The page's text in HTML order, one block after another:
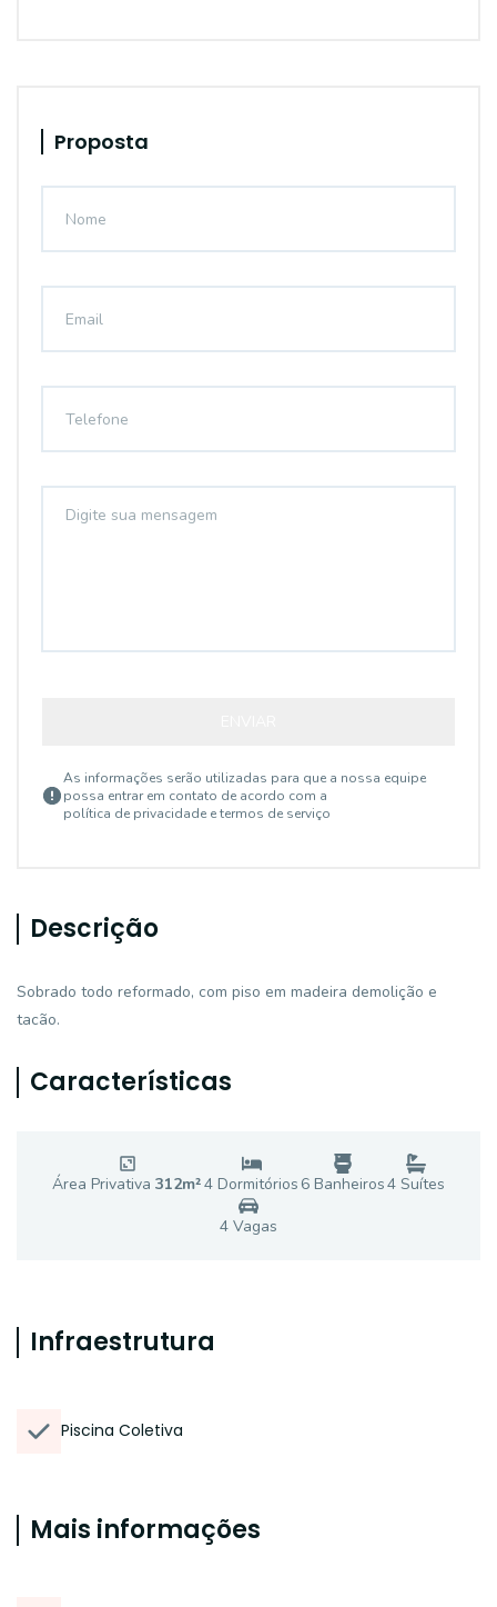
Proposta
As informações serão utilizadas para que a nossa equipe
possa entrar em contato de acordo com a
política de privacidade e termos de serviço
Descrição
Sobrado todo reformado, com piso em madeira demolição e
tacão.
Características
Área Privativa 312m²4 Dormitórios 6 Banheiros4 Suítes
4 Vagas
Infraestrutura
Piscina Coletiva
Mais informações